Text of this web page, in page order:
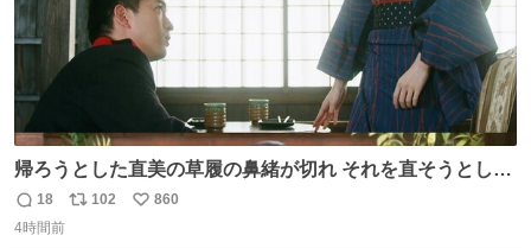
帰ろうとした直美の草履の鼻緒が切れ それを直そうとした
小川がさらに壊し…… 結果、直美をおんぶして送ることに
なりました。 👇鼻緒はいつも恋のキューピッド？
返
信
18
リ
102
い
860
4時間前